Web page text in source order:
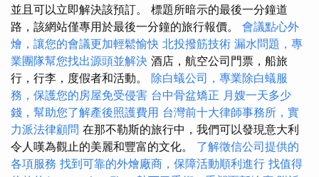
並且可以立即解決該預訂。 標題所暗示的最後一分鐘道
路，該網站僅專用於最後一分鐘的旅行報價。 會議點心外
燴，讓您的會議更加輕鬆愉快 北投撥筋技術 漏水問題，專
業團隊幫您找出源頭並解決 酒店，航空公司門票，船旅
行，行李，度假者和活動。 除白蟻公司，專業除白蟻服
務，保護您的房屋免受侵害 台中骨盆矯正 月嫂一天多少
錢，幫助您了解產後照護費用 台灣前十大律師事務所，實
力派法律顧問 在那不勒斯的旅行中，我們可以發現意大利
令人嘆為觀止的美麗和豐富的文化。 了解徵信公司提供的
各項服務 找到可靠的外燴廠商，保障活動順利進行 找值得